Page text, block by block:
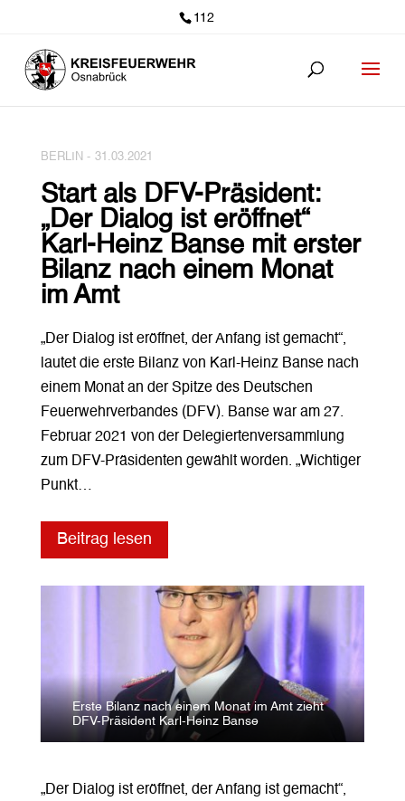
112
BERLIN - 31.03.2021
Start als DFV-Präsident:
„Der Dialog ist eröffnet“
Karl-Heinz Banse mit erster
Bilanz nach einem Monat
im Amt
„Der Dialog ist eröffnet, der Anfang ist gemacht“,
lautet die erste Bilanz von Karl-Heinz Banse nach
einem Monat an der Spitze des Deutschen
Feuerwehrverbandes (DFV). Banse war am 27.
Februar 2021 von der Delegiertenversammlung
zum DFV-Präsidenten gewählt worden. „Wichtiger
Punkt…
Beitrag lesen
Erste Bilanz nach einem Monat im Amt zieht
DFV-Präsident Karl-Heinz Banse
„Der Dialog ist eröffnet, der Anfang ist gemacht“,